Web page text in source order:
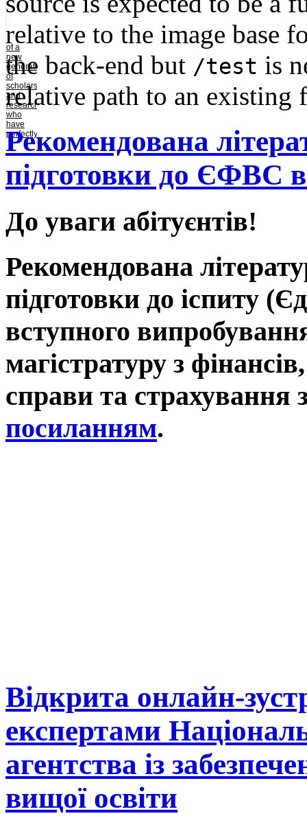
fruitful
for
society,
think
creatively
and act.
of a
new
generation
of
scholars
and
researchers
who
have
perfectly
mastered
the
economic
and
financial
theory,
comprehensively
analyze
macroeconomic
and
policy
with the
use of
modern
mathematical
tools
naturally
involved
and
research
relative to the image base
the back-end but /test is
relative path to an existing
Рекомендована
підготовки до ЄФВС в
До уваги абітуєнтів!
Рекомендована
підготовки до іспиту
вступного
магістратуру з
справи та страхування
посиланням.
Відкрита онлайн-
експертами
агентства із
вищої освіти